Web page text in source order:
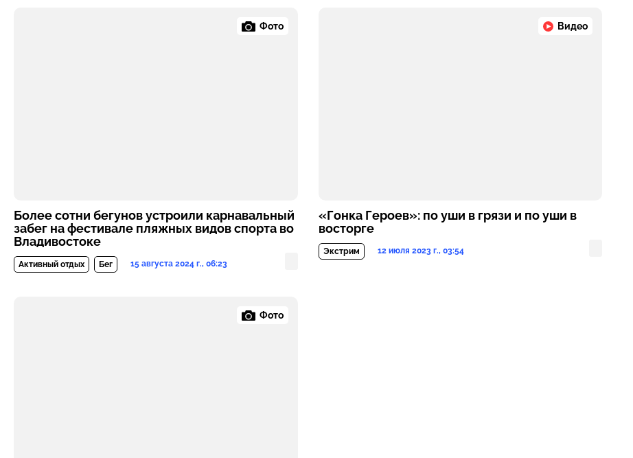
Фото
Более сотни бегунов устроили карнавальный
забег на фестивале пляжных видов спорта во
Владивостоке
Активный отдых Бег 15 августа 2024 г., 06:23
Видео
«Гонка Героев»: по уши в грязи и по уши в
восторге
Экстрим 12 июля 2023 г., 03:54
Фото